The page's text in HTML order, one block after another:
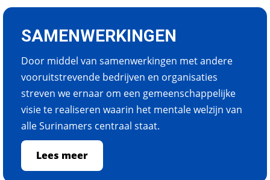
SAMENWERKINGEN
Door middel van samenwerkingen met andere
vooruitstrevende bedrijven en organisaties
streven we ernaar om een gemeenschappelijke
visie te realiseren waarin het mentale welzijn van
alle Surinamers centraal staat.
Lees meer